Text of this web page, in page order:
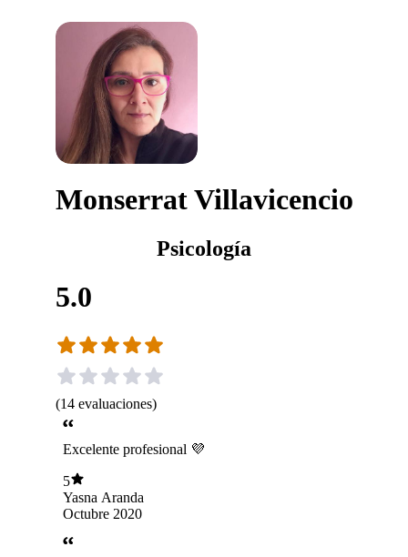
Monserrat Villavicencio
Psicología
5.0
(14 evaluaciones)
Excelente profesional 💜
5
Yasna Aranda
Octubre 2020